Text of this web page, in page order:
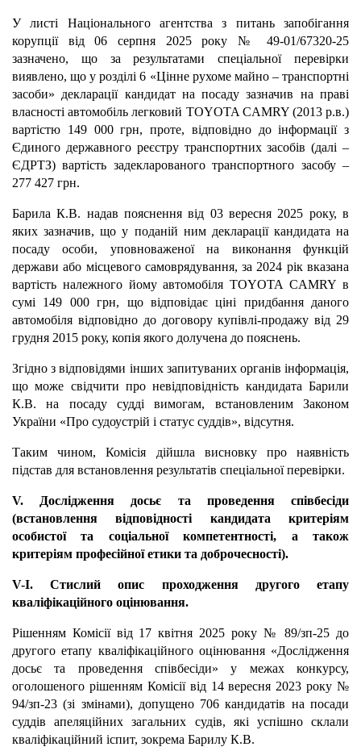
У листі Національного агентства з питань запобігання
корупції від 06 серпня 2025 року № 49-01/67320-25
зазначено, що за результатами спеціальної перевірки
виявлено, що у розділі 6 «Цінне рухоме майно – транспортні
засоби» декларації кандидат на посаду зазначив на праві
власності автомобіль легковий TOYOTA CAMRY (2013 р.в.)
вартістю 149 000 грн, проте, відповідно до інформації з
Єдиного державного реєстру транспортних засобів (далі –
ЄДРТЗ) вартість задекларованого транспортного засобу –
277 427 грн.
Барила К.В. надав пояснення від 03 вересня 2025 року, в
яких зазначив, що у поданій ним декларації кандидата на
посаду особи, уповноваженої на виконання функцій
держави або місцевого самоврядування, за 2024 рік вказана
вартість належного йому автомобіля TOYOTA CAMRY в
сумі 149 000 грн, що відповідає ціні придбання даного
автомобіля відповідно до договору купівлі-продажу від 29
грудня 2015 року, копія якого долучена до пояснень.
Згідно з відповідями інших запитуваних органів інформація,
що може свідчити про невідповідність кандидата Барили
К.В. на посаду судді вимогам, встановленим Законом
України «Про судоустрій і статус суддів», відсутня.
Таким чином, Комісія дійшла висновку про наявність
підстав для встановлення результатів спеціальної перевірки.
V. Дослідження досьє та проведення співбесіди
(встановлення відповідності кандидата критеріям
особистої та соціальної компетентності, а також
критеріям професійної етики та доброчесності).
V-І. Стислий опис проходження другого етапу
кваліфікаційного оцінювання.
Рішенням Комісії від 17 квітня 2025 року № 89/зп-25 до
другого етапу кваліфікаційного оцінювання «Дослідження
досьє та проведення співбесіди» у межах конкурсу,
оголошеного рішенням Комісії від 14 вересня 2023 року №
94/зп-23 (зі змінами), допущено 706 кандидатів на посади
суддів апеляційних загальних судів, які успішно склали
кваліфікаційний іспит, зокрема Барилу К.В.